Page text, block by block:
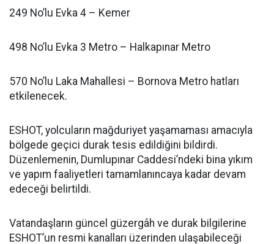
249 No’lu Evka 4 – Kemer
498 No’lu Evka 3 Metro – Halkapınar Metro
570 No’lu Laka Mahallesi – Bornova Metro hatları
etkilenecek.
ESHOT, yolcuların mağduriyet yaşamaması amacıyla
bölgede geçici durak tesis edildiğini bildirdi.
Düzenlemenin, Dumlupınar Caddesi’ndeki bina yıkım
ve yapım faaliyetleri tamamlanıncaya kadar devam
edeceği belirtildi.
Vatandaşların güncel güzergâh ve durak bilgilerine
ESHOT’un resmi kanalları üzerinden ulaşabileceği